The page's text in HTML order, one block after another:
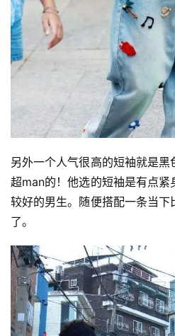
另外一个人气很高的短袖就是
超man的！他选的短袖是有点紧
较好的男生。随便搭配一条当下
了。